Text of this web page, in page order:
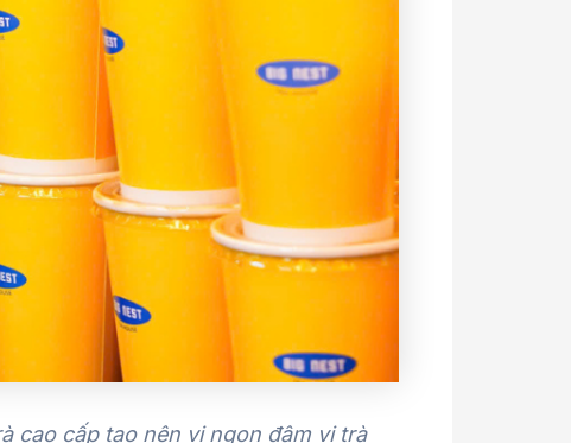
cao cấp tạo nên vị ngon đậm vị trà